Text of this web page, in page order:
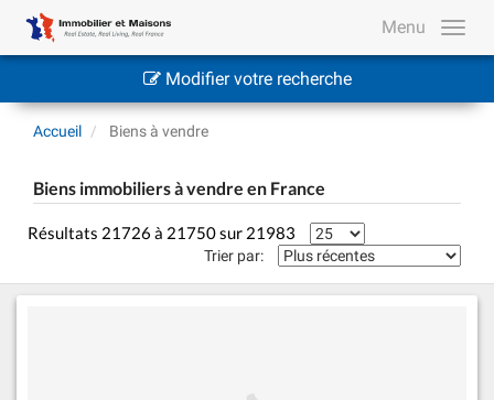
Menu
Modifier votre recherche
Accueil Biens à vendre
Biens immobiliers à vendre en France
Résultats 21726 à 21750 sur 21983
Trier par: